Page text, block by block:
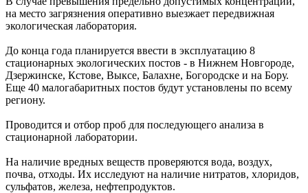
на место загрязнения оперативно выезжает передвижная
экологическая лаборатория.
До конца года планируется ввести в эксплуатацию 8
стационарных экологических постов - в Нижнем Новгороде,
Дзержинске, Кстове, Выксе, Балахне, Богородске и на Бору.
Еще 40 малогабаритных постов будут установлены по всему
региону.
Проводится и отбор проб для последующего анализа в
стационарной лаборатории.
На наличие вредных веществ проверяются вода, воздух,
почва, отходы. Их исследуют на наличие нитратов, хлоридов,
сульфатов, железа, нефтепродуктов.